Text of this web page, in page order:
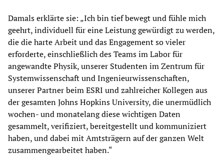
Damals erklärte sie: „Ich bin tief bewegt und fühle mich
geehrt, individuell für eine Leistung gewürdigt zu werden,
die die harte Arbeit und das Engagement so vieler
erforderte, einschließlich des Teams im Labor für
angewandte Physik, unserer Studenten im Zentrum für
Systemwissenschaft und Ingenieurwissenschaften,
unserer Partner beim ESRI und zahlreicher Kollegen aus
der gesamten Johns Hopkins University, die unermüdlich
wochen- und monatelang diese wichtigen Daten
gesammelt, verifiziert, bereitgestellt und kommuniziert
haben, und dabei mit Amtsträgern auf der ganzen Welt
zusammengearbeitet haben.“